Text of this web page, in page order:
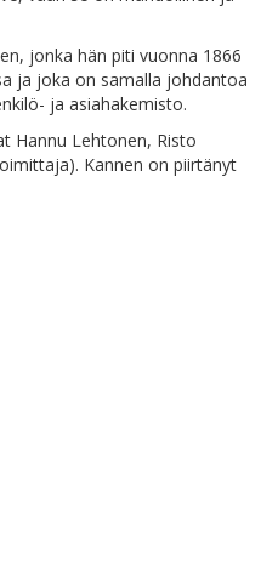
jonka hän piti vuonna 1866
ja joka on samalla johdantoa
ja asiahakemisto.
Hannu Lehtonen, Risto
Kannen on piirtänyt